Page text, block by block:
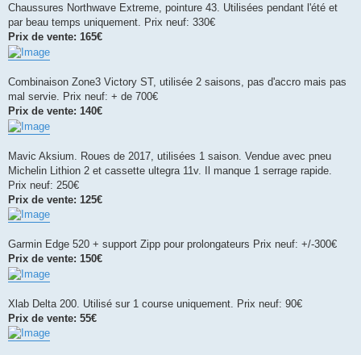
Chaussures Northwave Extreme, pointure 43. Utilisées pendant l'été et
par beau temps uniquement. Prix neuf: 330€
Prix de vente: 165€
Combinaison Zone3 Victory ST, utilisée 2 saisons, pas d'accro mais pas
mal servie. Prix neuf: + de 700€
Prix de vente: 140€
Mavic Aksium. Roues de 2017, utilisées 1 saison. Vendue avec pneu
Michelin Lithion 2 et cassette ultegra 11v. Il manque 1 serrage rapide.
Prix neuf: 250€
Prix de vente: 125€
Garmin Edge 520 + support Zipp pour prolongateurs Prix neuf: +/-300€
Prix de vente: 150€
Xlab Delta 200. Utilisé sur 1 course uniquement. Prix neuf: 90€
Prix de vente: 55€